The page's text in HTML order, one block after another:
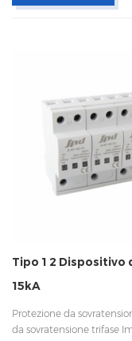
Tipo 1 2 Dispositivo
15kA
Protezione da
da sovratensione trifase